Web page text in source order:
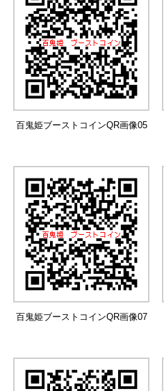
百鬼姫ブーストコインQR画像05
百鬼姫ブーストコインQR画像07